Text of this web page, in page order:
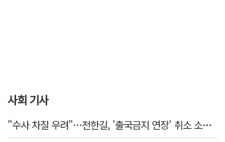
사회 기사
"수사 차질 우려"…전한길, '출국금지 연장' 취소 소송 패소